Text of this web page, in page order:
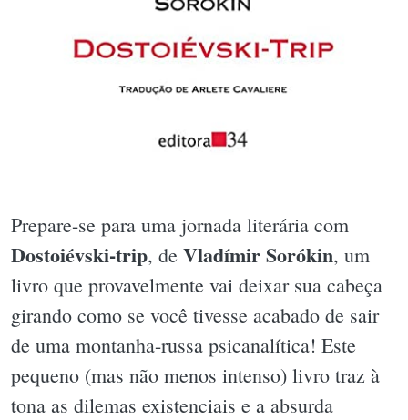
Prepare-se para uma jornada literária com
Dostoiévski-trip, de Vladímir Sorókin, um
livro que provavelmente vai deixar sua cabeça
girando como se você tivesse acabado de sair
de uma montanha-russa psicanalítica! Este
pequeno (mas não menos intenso) livro traz à
tona as dilemas existenciais e a absurda